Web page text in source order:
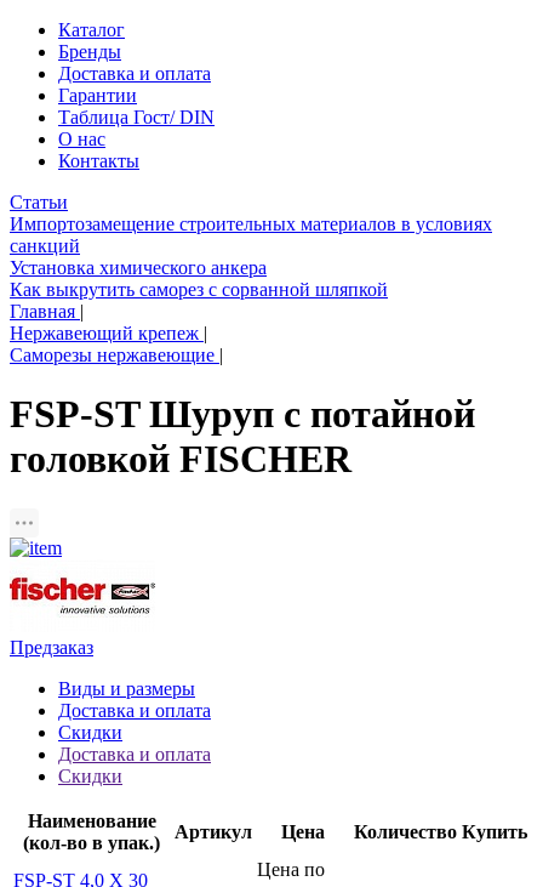
Каталог
Бренды
Доставка и оплата
Гарантии
Таблица Гост/ DIN
О нас
Контакты
Статьи
Импортозамещение строительных материалов в условиях
санкций
Установка химического анкера
Как выкрутить саморез с сорванной шляпкой
Главная |
Нержавеющий крепеж |
Саморезы нержавеющие |
FSP-ST Шуруп с потайной
головкой FISCHER
Предзаказ
Виды и размеры
Доставка и оплата
Скидки
Доставка и оплата
Скидки
Наименование
(кол-во в упак.)
Артикул Цена Количество Купить
FSP-ST 4,0 X 30
Цена по